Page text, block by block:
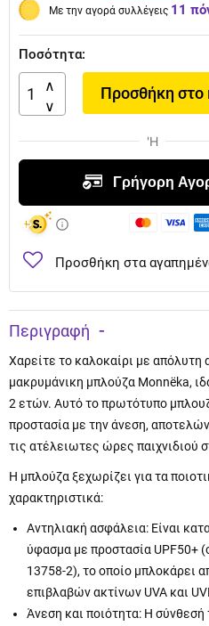
Με την αγορά συλλέγεις 11
Ποσότητα:
Προσθήκη στο
Προσθήκη στα
Περιγραφή
Χαρείτε το καλοκαίρι με απόλυτη
μακρυμάνικη μπλούζα Monnëka,
2 ετών. Αυτό το πρωτότυπο
προστασία με την άνεση,
τις ατέλειωτες ώρες παιχνιδιού
Η μπλούζα ξεχωρίζει για τα
χαρακτηριστικά:
Αντηλιακή ασφάλεια: Είναι
ύφασμα με προστασία UPF50+
13758-2), το οποίο μπλοκάρει
επιβλαβών ακτίνων UVA και
Άνεση και ποιότητα: Η σύνθεσή